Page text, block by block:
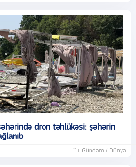
dron təhlükəsi: şəhərin
Gündəm / Dünya